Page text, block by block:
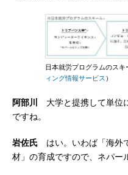
日本就労プログラムのスキ
ィング情報サービス）
阿部川
大学と提携して単位
ですね。
岩佐氏 はい。いわば「海外
材」の育成ですので、ネパー